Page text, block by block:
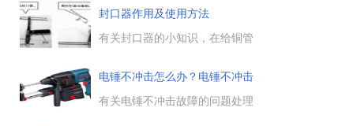
备、电路是否带电，本节重点介
绍了低压验电器的结构、低压验
电器用法及注意事项，一起来了
封口器作用及使用方法
有关封口器的小知识，在给铜管
可以使用封口器，二者的作用相
同，使用方法相近，但封口器比
封口钳更加方便，下面来看
电锤不冲击怎么办？电锤不冲击
故障
有关电锤不冲击故障的问题处理